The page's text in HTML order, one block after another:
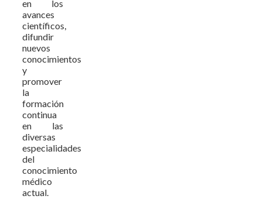
en los
avances
científicos,
difundir
nuevos
conocimientos
y
promover
la
formación
continua
en las
diversas
especialidades
del
conocimiento
médico
actual.